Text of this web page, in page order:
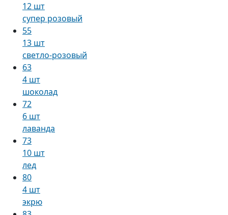
12 шт
супер розовый
55
13 шт
светло-розовый
63
4 шт
шоколад
72
6 шт
лаванда
73
10 шт
лед
80
4 шт
экрю